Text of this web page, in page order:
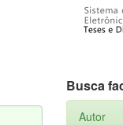
Busca
Autor